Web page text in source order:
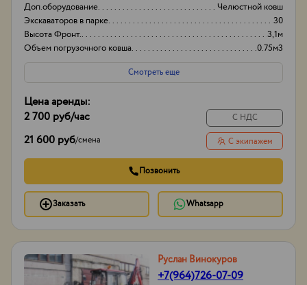
Доп.оборудование
Челюстной ковш
Экскаваторов в парке
30
Высота Фронт.
3,1м
Объем погрузочного ковша
0.75м3
Смотреть еще
Цена аренды:
2 700 руб/час
21 600 руб/смена
С НДС
С экипажем
Позвонить
Заказать Whatsapp
Руслан Винокуров
+7(964)726-07-09